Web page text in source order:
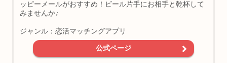
ッピーメールがおすすめ！ビール片手にお相手と乾杯して
みませんか♪
ジャンル：恋活マッチングアプリ
公式ページ